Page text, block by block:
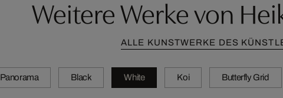
Weitere Werke von
ALLE KUNSTWERKE DES
Panorama Black White Koi Butterfly Grid